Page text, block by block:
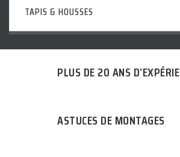
TAPIS & HOUSSES
PLUS DE 20 ANS
ASTUCES DE MONTAGES